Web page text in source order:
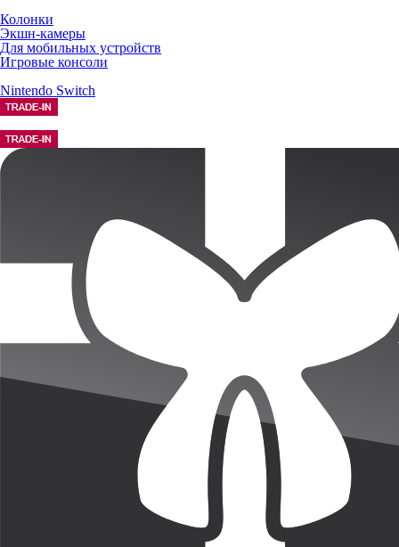
Колонки
Экшн-камеры
Для мобильных устройств
Игровые консоли
Nintendo Switch